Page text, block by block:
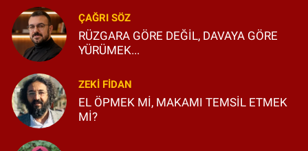
ÇAĞRI SÖZ
RÜZGARA GÖRE DEĞİL, DAVAYA GÖRE
YÜRÜMEK...
ZEKI FIDAN
EL ÖPMEK Mİ, MAKAMI TEMSİL ETMEK
Mİ?